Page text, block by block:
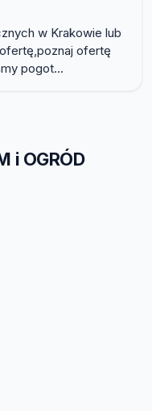
w Krakowie lub
ofertę
pogot...
i OGRÓD